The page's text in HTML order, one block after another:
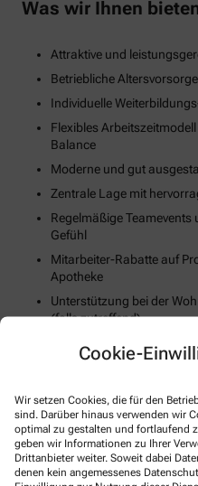
Cookie-
Wir setzen Cookies, die für den
sind. Darüber hinaus verwenden wir
optimal zu gestalten und fortlaufend
geben wir Informationen zu Ihrer
Drittanbieter weiter. Soweit dabei
denen kein angemessenes
Was wir Ihnen
Attraktive und
Betriebliche
Individuelle
Flexibles
Balance
Moderne und gut
Zentrale Lage mit
Regelmäßige
Gefühl
Mitarbeiter-Rabatte auf
Apotheke
Unterstützung bei der
(falls zutreffend)
Gesundheits- und
So können Sie sich
E-Mail